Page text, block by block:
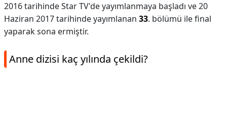
2016 tarihinde Star TV'de yayımlanmaya başladı ve 20
Haziran 2017 tarihinde yayımlanan 33. bölümü ile final
yaparak sona ermiştir.
Anne dizisi kaç yılında çekildi?